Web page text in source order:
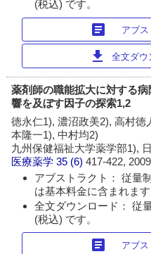
(税込) です。
article アブ
download 全文ダウ
薬剤師の職能拡大に対する
響を及ぼす因子の探索1,2
徳永仁1), 濃沼政美2), 高村徳
本隆一1), 中村均2)
九州保健福祉大学薬学部1),
医療薬学 35 (6)417-422,
アブストラクト： 従量
は基本料金に含まれます
全文ダウンロード： 従
(税込) です。
article アブ